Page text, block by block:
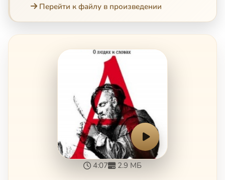
Перейти к файлу в произведении
4:07 2.9 МБ